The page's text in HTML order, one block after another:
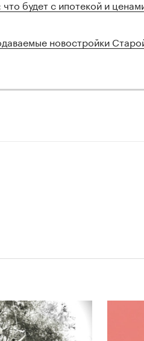
будет с ипотекой и
новостройки